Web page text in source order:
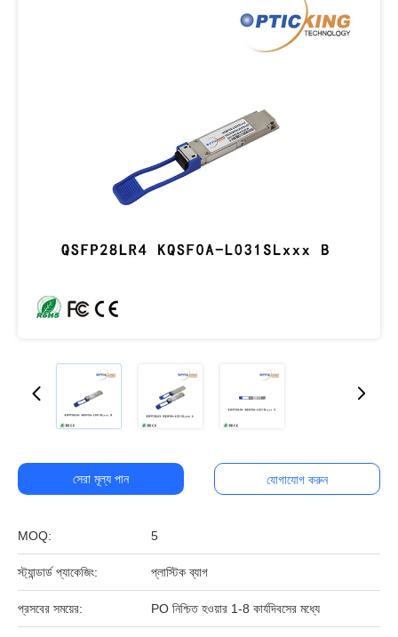
MOQ: 5
স্ট্যান্ডার্ড প্যাকেজিং: প্লাস্টিক ব্যাগ
প্রসবের সময়ের: PO নিশ্চিত হওয়ার 1-8 কার্যদিবসের মধ্যে
সেরা মূল্য পান যোগাযোগ করুন